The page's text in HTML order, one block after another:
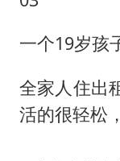
一个19岁孩
全家人住出
活的很轻松